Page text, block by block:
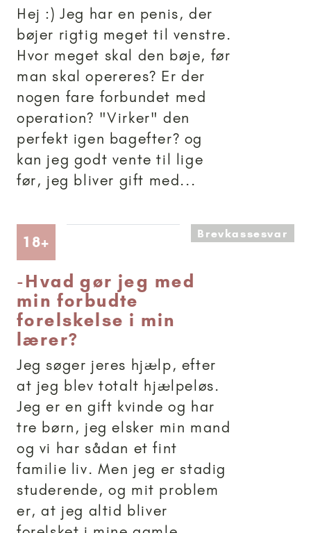
Hej :) Jeg har en penis, der
bøjer rigtig meget til venstre.
Hvor meget skal den bøje, før
man skal opereres? Er der
nogen fare forbundet med
operation? "Virker" den
perfekt igen bagefter? og
kan jeg godt vente til lige
før, jeg bliver gift med...
18+ Artikler anbefalet til 18+Brevkassesvar
-Hvad gør jeg med
min forbudte
forelskelse i min
lærer?
Jeg søger jeres hjælp, efter
at jeg blev totalt hjælpeløs.
Jeg er en gift kvinde og har
tre børn, jeg elsker min mand
og vi har sådan et fint
familie liv. Men jeg er stadig
studerende, og mit problem
er, at jeg altid bliver